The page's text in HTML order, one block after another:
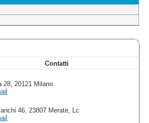
Contatti
28, 20121 Milano
46, 23807 Merate, Lc